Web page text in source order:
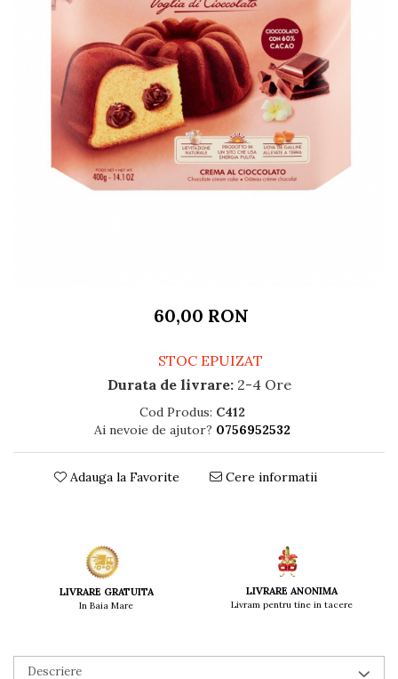
60,00 RON
STOC EPUIZAT
Durata de livrare:2-4 Ore
Cod Produs: C412
Ai nevoie de ajutor? 0756952532
Adauga la Favorite Cere informatii
LIVRARE GRATUITA
In Baia Mare
LIVRARE ANONIMA
Livram pentru tine in tacere
Descriere